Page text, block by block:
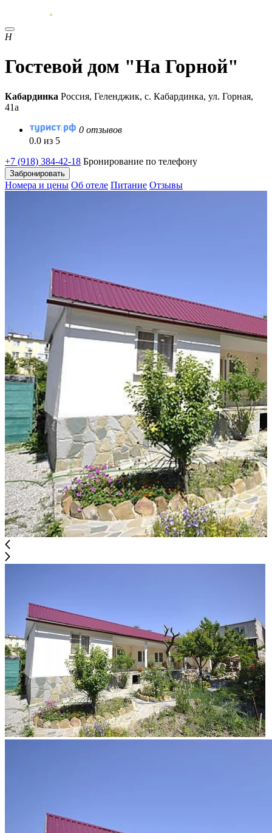
Н
Гостевой дом "На Горной"
Кабардинка Россия, Геленджик, с. Кабардинка, ул. Горная,
41а
0 отзывов
0.0 из 5
+7 (918) 384-42-18 Бронирование по телефону
Забронировать
Номера и цены Об отеле Питание Отзывы